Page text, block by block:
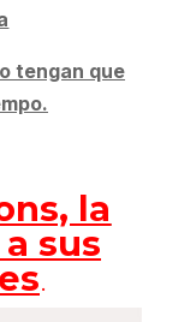
tengan que
la
sus
.